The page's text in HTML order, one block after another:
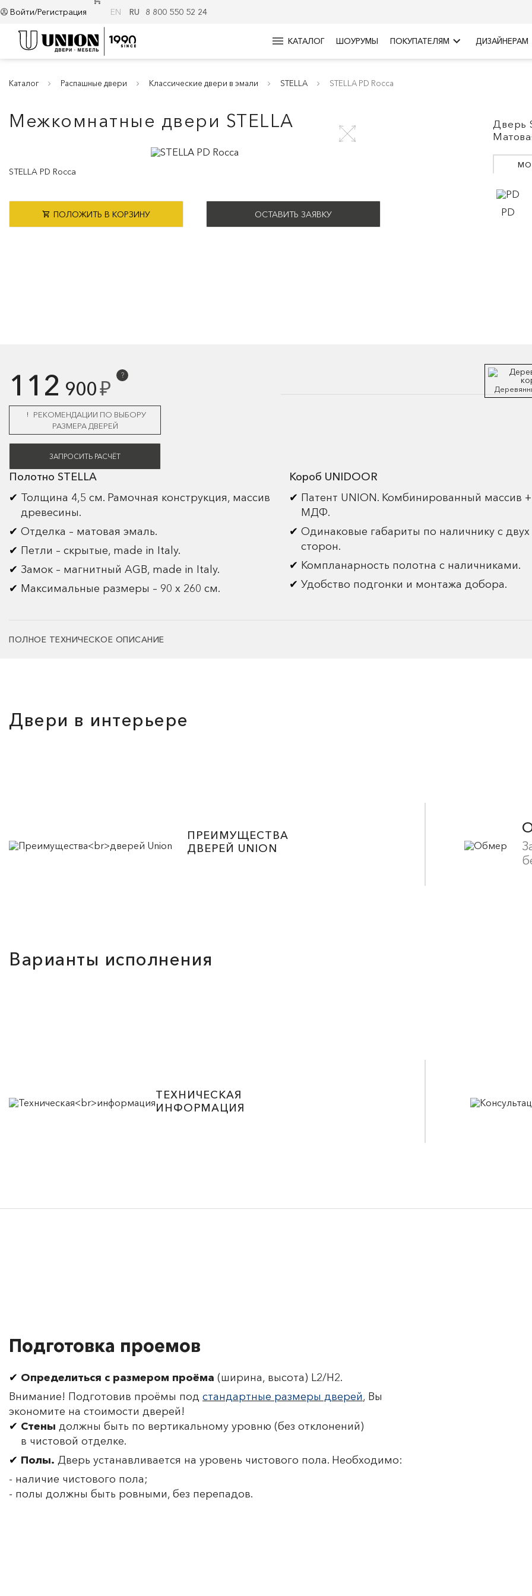
Войти/Регистрация EN RU 8 800 550 52 24
menu КАТАЛОГ ШОУРУМЫ ПОКУПАТЕЛЯМ keyboard_arrow_right ДИЗАЙНЕРАМ
Каталог Распашные двери Классические двери в эмали STELLA STELLA PD Rocca
Межкомнатные двери STELLA
STELLA PD Rocca
ПОЛОЖИТЬ В КОРЗИНУ ОСТАВИТЬ ЗАЯВКУ
Дверь
PD
112 900₽
?
РЕКОМЕНДАЦИИ ПО ВЫБОРУ
РАЗМЕРА ДВЕРЕЙ
ЗАПРОСИТЬ РАСЧЁТ
Полотно STELLA
Толщина 4,5 см. Рамочная конструкция, массив
древесины.
Отделка – матовая эмаль.
Петли – скрытые, made in Italy.
Замок – магнитный AGB, made in Italy.
Максимальные размеры – 90 х 260 см.
Короб UNIDOOR
Патент UNION. Комбинированный массив +
МДФ.
Одинаковые габариты по наличнику с двух
сторон.
Компланарность полотна с наличниками.
Удобство подгонки и монтажа добора.
ПОЛНОЕ ТЕХНИЧЕСКОЕ ОПИСАНИЕ
Двери в интерьере
ПРЕИМУЩЕСТВА
ДВЕРЕЙ UNION
Варианты исполнения
ТЕХНИЧЕСКАЯ
ИНФОРМАЦИЯ
Подготовка проемов
Определиться с размером проёма (ширина, высота) L2/H2.
Внимание! Подготовив проёмы под стандартные размеры дверей, Вы
экономите на стоимости дверей!
Стены должны быть по вертикальному уровню (без отклонений)
в чистовой отделке.
Полы. Дверь устанавливается на уровень чистового пола. Необходимо:
- наличие чистового пола;
- полы должны быть ровными, без перепадов.